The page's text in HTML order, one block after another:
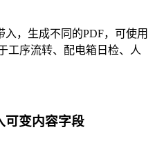
，生成不同的PDF，可使用
工序流转、配电箱日检、人
可变内容字段